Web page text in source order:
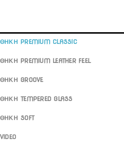
ΘΗΚΗ PREMIUM CLASSIC
ΘΗΚΗ PREMIUM LEATHER FEEL
ΘΗΚΗ GROOVE
ΘΗΚΗ TEMPERED GLASS
ΘΗΚΗ SOFT
VIDEO